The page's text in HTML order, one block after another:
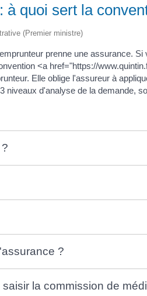
quoi sert la
(Premier ministre)
prenne une assurance.
<a href="https://
Elle oblige l'assureur à
d'analyse de la demande,
?
la commission de